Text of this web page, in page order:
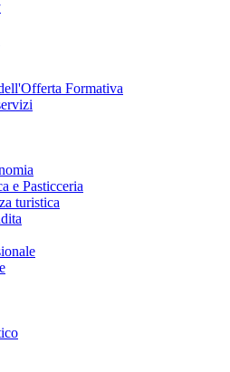
Formativa
e Pasticceria
turistica